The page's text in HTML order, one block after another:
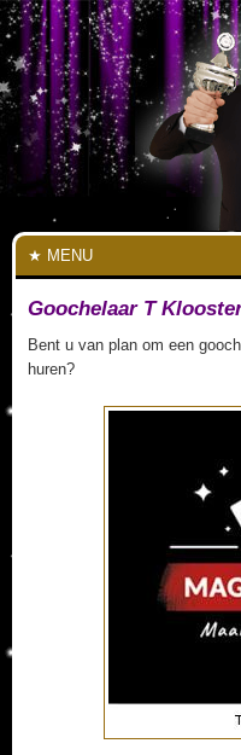
MENU
Goochelaar T
Bent u van plan om een
huren?